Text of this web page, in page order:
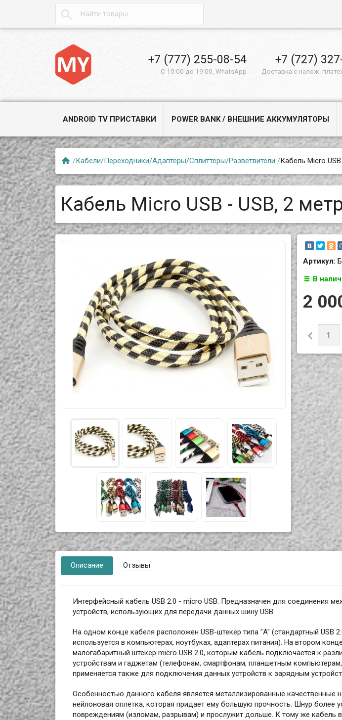

+7 (777) 255-08-54
С 10:00 до 19:00, WhatsApp
+7 (727)
Доставка с налож.
ANDROID TV ПРИСТАВКИ POWER BANK / ВНЕШНИЕ АККУМУЛЯТОРЫ
 /Кабели/Переходники/Адаптеры/Сплиттеры/Разветвители /Кабель Micro
Кабель Micro USB - USB, 2
Артикул:
В
2

Описание Отзывы
Интерфейсный кабель USB 2.0 - micro USB. Предназначен для соединения
устройств, использующих для передачи данных шину USB.
На одном конце кабеля расположен USB-штекер типа "A" (стандартный USB
используется в компьютерах, ноутбуках, адаптерах питания). На втором
малогабаритный штекер micro USB 2.0, которым кабель подключается к
устройствам и гаджетам (телефонам, смартфонам, планшетным компьютерам,
применяется также для подключения данных устройств к зарядным
Особенностью данного кабеля является металлизированные качественные
нейлоновая оплетка, которая придает ему большую прочность. Шнур более
повреждениям (изломам, разрывам) и прослужит дольше. К тому же кабель